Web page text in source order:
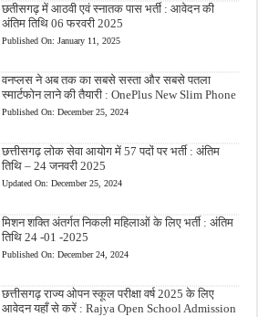
छतीसगढ़ में आठवी एवं स्नातक पास भर्ती : आवेदन की
अंतिम तिथि 06 फरवरी 2025
Published On: January 11, 2025
वनप्लस ने अब तक का सबसे सस्ता और सबसे पतला
स्मार्टफोन लाने की तैयारी : OnePlus New Slim Phone
Published On: December 25, 2024
छत्तीसगढ़ लोक सेवा आयोग में 57 पदों पर भर्ती : अंतिम
तिथि – 24 जनवरी 2025
Updated On: December 25, 2024
मिशन शक्ति अंतर्गत निकली महिलाओं के लिए भर्ती : अंतिम
तिथि 24 -01 -2025
Published On: December 24, 2024
छत्तीसगढ़ राज्य ओपन स्कूल परीक्षा वर्ष 2025 के लिए
आवेदन यहाँ से करें : Rajya Open School Admission